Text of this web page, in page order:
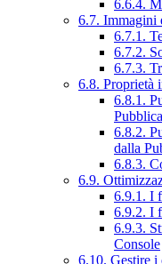
6.6.4.
6.7. Immagini
6.7.1.
6.7.2.
6.7.3.
6.8. Proprietà
6.8.1.
6.8.2.
dalla
6.8.3.
6.9.
6.9.1. I
6.9.2. I
6.9.3.
Console
6.10. Gestire i